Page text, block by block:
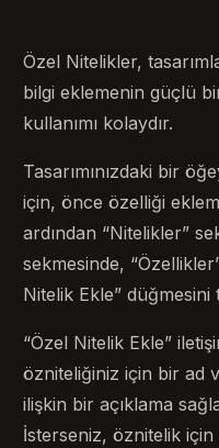
Özel Nitelikler,
bilgi eklemenin güçlü
kullanımı kolaydır.
Tasarımınızdaki bir
için, önce özelliği
ardından “Nitelikler”
sekmesinde,
Nitelik Ekle” düğmesini
“Özel Nitelik Ekle”
özniteliğiniz için bir ad
ilişkin bir açıklama
İsterseniz, öznitelik